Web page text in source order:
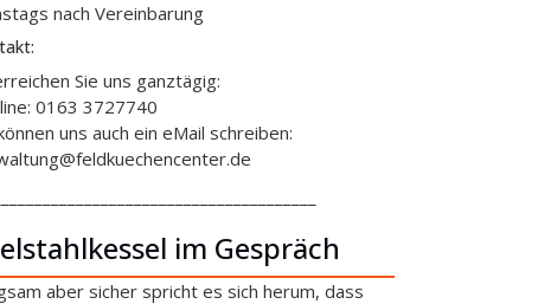
nach Vereinbarung
Sie uns ganztägig:
0163 3727740
uns auch ein eMail schreiben:
im Gespräch
aber sicher spricht es sich herum, dass